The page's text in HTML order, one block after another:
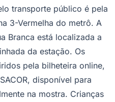
transporte público é pela
3-Vermelha do metrô. A
Branca está localizada a
da estação. Os
pela bilheteira online,
disponível para
na mostra. Crianças